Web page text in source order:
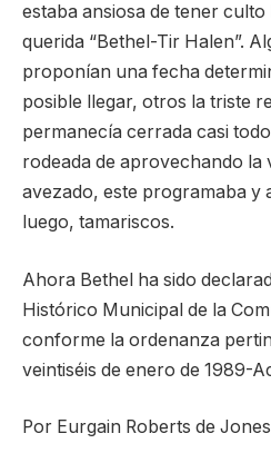
estaba ansiosa de tener
querida “Bethel-Tir Halen”.
proponían una fecha
posible llegar, otros la triste
permanecía cerrada casi
rodeada de aprovechando la
avezado, este programaba
luego, tamariscos.
Ahora Bethel ha sido
Histórico Municipal de la
conforme la ordenanza
veintiséis de enero de 1989-
Por Eurgain Roberts de